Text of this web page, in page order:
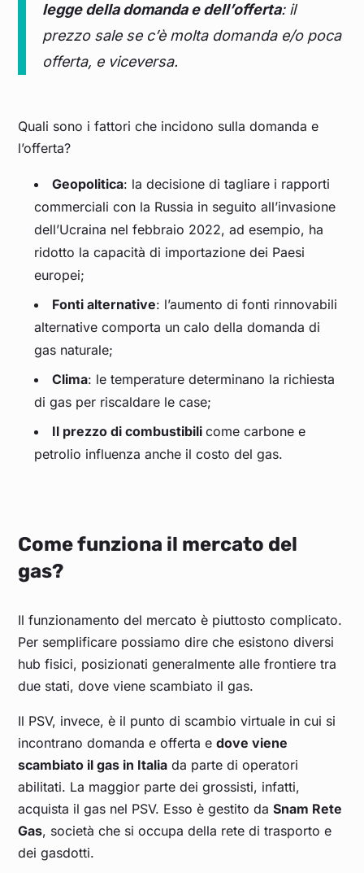
legge della domanda e dell’offerta: il
prezzo sale se c’è molta domanda e/o poca
offerta, e viceversa.
Quali sono i fattori che incidono sulla domanda e
l’offerta?
Geopolitica: la decisione di tagliare i rapporti
commerciali con la Russia in seguito all’invasione
dell’Ucraina nel febbraio 2022, ad esempio, ha
ridotto la capacità di importazione dei Paesi
europei;
Fonti alternative: l’aumento di fonti rinnovabili
alternative comporta un calo della domanda di
gas naturale;
Clima: le temperature determinano la richiesta
di gas per riscaldare le case;
Il prezzo di combustibilicome carbone e
petrolio influenza anche il costo del gas.
Come funziona il mercato del
gas?
Il funzionamento del mercato è piuttosto complicato.
Per semplificare possiamo dire che esistono diversi
hub fisici, posizionati generalmente alle frontiere tra
due stati, dove viene scambiato il gas.
Il PSV, invece, è il punto di scambio virtuale in cui si
incontrano domanda e offerta edove viene
scambiato il gas in Italia da parte di operatori
abilitati. La maggior parte dei grossisti, infatti,
acquista il gas nel PSV. Esso è gestito daSnam Rete
Gas, società che si occupa della rete di trasporto e
dei gasdotti.